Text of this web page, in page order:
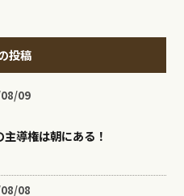
投稿
09
主導権は朝にある！
08